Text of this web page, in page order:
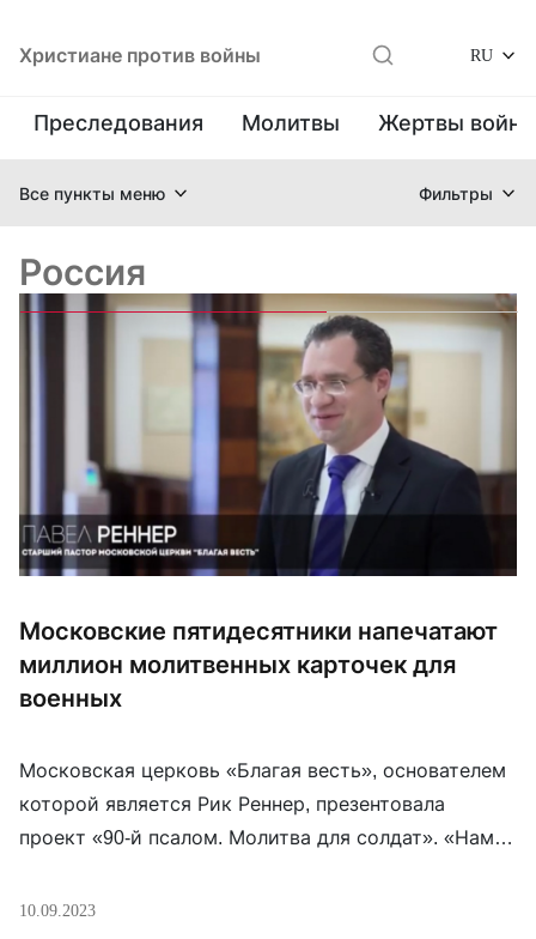
Христиане против войны RU
Преследования Молитвы Жертвы
Все пункты меню Фильтры
Россия
Московские пятидесятники напечатают
миллион молитвенных карточек для
военных
Московская церковь «Благая весть», основателем
которой является Рик Реннер, презентовала
проект «90-й псалом. Молитва для солдат». «Нам
мы готовы проспонсировать около миллиона
10.09.2023